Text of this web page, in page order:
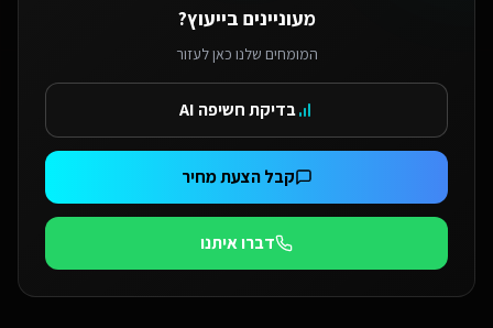
מעוניינים בייעוץ?
המומחים שלנו כאן לעזור
בדיקת חשיפה AI
קבל הצעת מחיר
דברו איתנו